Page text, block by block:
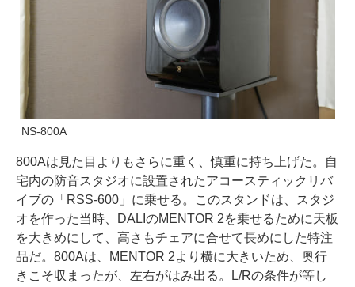
NS-800A
800Aは見た目よりもさらに重く、慎重に持ち上げた。自
宅内の防音スタジオに設置されたアコースティックリバ
イブの「RSS-600」に乗せる。このスタンドは、スタジ
オを作った当時、DALIのMENTOR 2を乗せるために天板
を大きめにして、高さもチェアに合せて長めにした特注
品だ。800Aは、MENTOR 2より横に大きいため、奥行
きこそ収まったが、左右がはみ出る。L/Rの条件が等し